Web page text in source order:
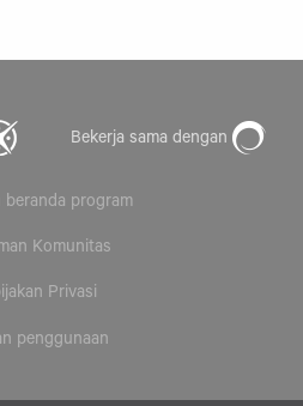
Bekerja sama dengan
beranda program
Komunitas
Privasi
penggunaan